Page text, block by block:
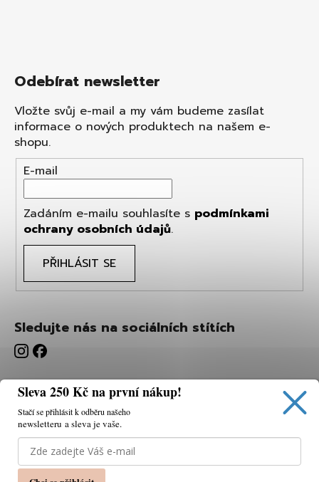
Používáme cookies, abychom vám umožnili pohodlné
prohlížení webu a díky analýze webu neustále zlepšovat
jeho funkce, výkon a použitelnost.
Odebírat newsletter
Vložte svůj e-mail a my vám budeme zasílat
informace o nových produktech na našem e-
shopu.
E-mail
Zadáním e-mailu souhlasíte s podmínkami
ochrany osobních údajů.
PŘIHLÁSIT SE
Sledujte nás na sociálních stítích
Sleva 250 Kč na první nákup!
Stačí se přihlásit k odběru našeho
newsletteru a sleva je vaše.